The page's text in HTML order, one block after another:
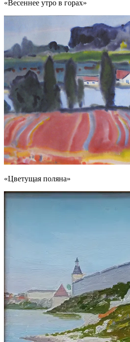
«Весеннее утро в горах»
«Цветущая поляна»